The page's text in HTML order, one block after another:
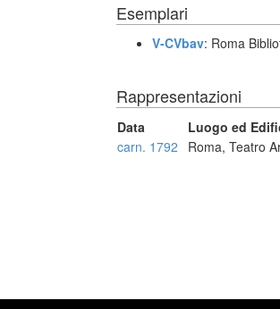
Esemplari
V-CVbav: Roma
Rappresentazioni
Data Luogo ed
carn. 1792
Roma, Teatro